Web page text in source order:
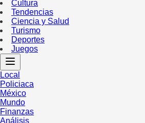
Cultura
Tendencias
Ciencia y Salud
Turismo
Deportes
Juegos
Local
Policiaca
México
Mundo
Finanzas
Análisis